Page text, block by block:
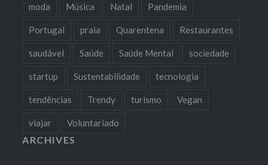
moda Música Natal Pandemia
Portugal praia Quarentena Restaurantes
saudável Saúde Saúde Mental sociedade
startup Sustentabilidade tecnologia
tendências Trendy turismo Vegan
viajar Voluntariado
ARCHIVES